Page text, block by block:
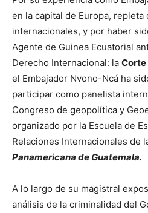
en la capital de Europa, repleta
internacionales, y por haber
Agente de Guinea Ecuatorial
Derecho Internacional: la
el Embajador Nvono-Ncá ha
participar como panelista
Congreso de geopolítica y
organizado por la Escuela de
Relaciones Internacionales de
Panamericana de Guatemala.
A lo largo de su magistral
análisis de la criminalidad del